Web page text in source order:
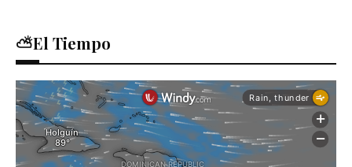
⛅El Tiempo